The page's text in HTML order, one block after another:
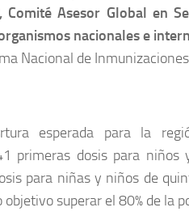
Comité Asesor Global en
nacionales e
Nacional de
esperada para la
primeras dosis para
para niñas y niños de
superar el 80% de la